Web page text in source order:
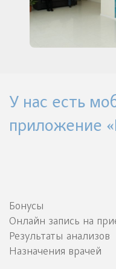
У нас есть
приложение
Бонусы
Онлайн запись на
Результаты анализов
Назначения врачей